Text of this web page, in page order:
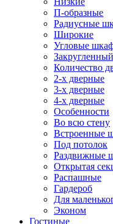
П-образные
Радиусные
Широкие
Угловые
Количество
2-х дверные
3-х дверные
4-х дверные
Особенности
Во всю стену
Встроенные
Под потолок
Раздвижные
Открытая
Распашные
Гардероб
Для
Эконом
Гостиные